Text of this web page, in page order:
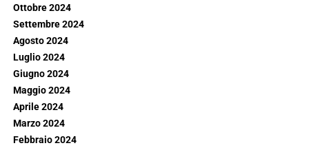
Ottobre 2024
Settembre 2024
Agosto 2024
Luglio 2024
Giugno 2024
Maggio 2024
Aprile 2024
Marzo 2024
Febbraio 2024